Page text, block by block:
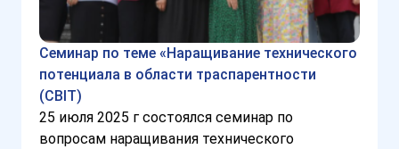
Семинар по теме «Наращивание технического
потенциала в области траспарентности
(CBIT)
25 июля 2025 г состоялся семинар по
вопросам наращивания технического